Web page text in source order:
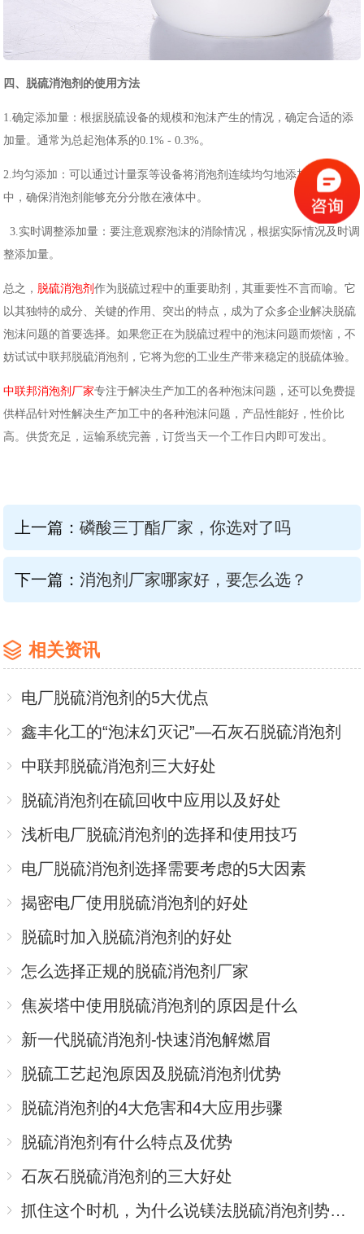
四、脱硫消泡剂的使用方法
1.确定添加量：根据脱硫设备的规模和泡沫产生的情况，确定合适的添
加量。通常为总起泡体系的0.1% - 0.3%。
2.均匀添加：可以通过计量泵等设备将消泡剂连续均匀地添加到脱硫液
中，确保消泡剂能够充分分散在液体中。
3.实时调整添加量 ：要注意观察泡沫的消除情况，根据实际情况及时调
整添加量。
总之， 脱硫消泡剂作为脱硫过程中的重要助剂，其重要性不言而喻。它
以其独特的成分、关键的作用、突出的特点，成为了众多企业解决脱硫
泡沫问题的首要选择。如果您正在为脱硫过程中的泡沫问题而烦恼，不
妨试试中联邦脱硫消泡剂，它将为您的工业生产带来稳定的脱硫体验。
中联邦消泡剂厂家专注于解决生产加工的各种泡沫问题，还可以免费提
供样品针对性解决生产加工中的各种泡沫问题，产品性能好，性价比
高。供货充足，运输系统完善，订货当天一个工作日内即可发出。
上一篇： 磷酸三丁酯厂家，你选对了吗
下一篇： 消泡剂厂家哪家好，要怎么选？
相关资讯
电厂脱硫消泡剂的5大优点
鑫丰化工的“泡沫幻灭记”—石灰石脱硫消泡剂
中联邦脱硫消泡剂三大好处
脱硫消泡剂在硫回收中应用以及好处
浅析电厂脱硫消泡剂的选择和使用技巧
电厂脱硫消泡剂选择需要考虑的5大因素
揭密电厂使用脱硫消泡剂的好处
脱硫时加入脱硫消泡剂的好处
怎么选择正规的脱硫消泡剂厂家
焦炭塔中使用脱硫消泡剂的原因是什么
新一代脱硫消泡剂-快速消泡解燃眉
脱硫工艺起泡原因及脱硫消泡剂优势
脱硫消泡剂的4大危害和4大应用步骤
脱硫消泡剂有什么特点及优势
石灰石脱硫消泡剂的三大好处
抓住这个时机，为什么说镁法脱硫消泡剂势不可挡